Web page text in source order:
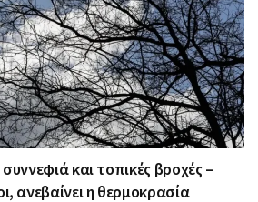
και τοπικές βροχές –
ανεβαίνει η θερμοκρασία